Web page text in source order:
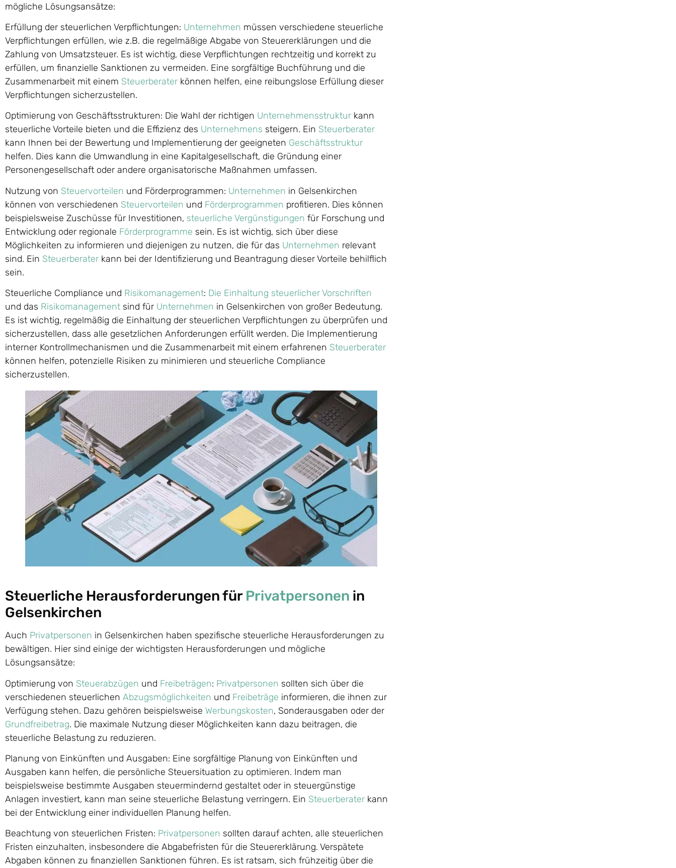
mögliche Lösungsansätze:
Erfüllung der steuerlichen Verpflichtungen: Unternehmen müssen verschiedene steuerliche
Verpflichtungen erfüllen, wie z.B. die regelmäßige Abgabe von Steuererklärungen und die
Zahlung von Umsatzsteuer. Es ist wichtig, diese Verpflichtungen rechtzeitig und korrekt zu
erfüllen, um finanzielle Sanktionen zu vermeiden. Eine sorgfältige Buchführung und die
Zusammenarbeit mit einem Steuerberater können helfen, eine reibungslose Erfüllung dieser
Verpflichtungen sicherzustellen.
Optimierung von Geschäftsstrukturen: Die Wahl der richtigen Unternehmensstruktur kann
steuerliche Vorteile bieten und die Effizienz des Unternehmens steigern. Ein Steuerberater
kann Ihnen bei der Bewertung und Implementierung der geeigneten Geschäftsstruktur
helfen. Dies kann die Umwandlung in eine Kapitalgesellschaft, die Gründung einer
Personengesellschaft oder andere organisatorische Maßnahmen umfassen.
Nutzung von Steuervorteilen und Förderprogrammen: Unternehmen in Gelsenkirchen
können von verschiedenen Steuervorteilen und Förderprogrammen profitieren. Dies können
beispielsweise Zuschüsse für Investitionen, steuerliche Vergünstigungen für Forschung und
Entwicklung oder regionale Förderprogramme sein. Es ist wichtig, sich über diese
Möglichkeiten zu informieren und diejenigen zu nutzen, die für das Unternehmen relevant
sind. Ein Steuerberater kann bei der Identifizierung und Beantragung dieser Vorteile behilflich
sein.
Steuerliche Compliance und Risikomanagement: Die Einhaltung steuerlicher Vorschriften
und das Risikomanagement sind für Unternehmen in Gelsenkirchen von großer Bedeutung.
Es ist wichtig, regelmäßig die Einhaltung der steuerlichen Verpflichtungen zu überprüfen und
sicherzustellen, dass alle gesetzlichen Anforderungen erfüllt werden. Die Implementierung
interner Kontrollmechanismen und die Zusammenarbeit mit einem erfahrenen Steuerberater
können helfen, potenzielle Risiken zu minimieren und steuerliche Compliance
sicherzustellen.
Steuerliche Herausforderungen für Privatpersonen in
Gelsenkirchen
Auch Privatpersonen in Gelsenkirchen haben spezifische steuerliche Herausforderungen zu
bewältigen. Hier sind einige der wichtigsten Herausforderungen und mögliche
Lösungsansätze:
Optimierung von Steuerabzügen und Freibeträgen: Privatpersonen sollten sich über die
verschiedenen steuerlichen Abzugsmöglichkeiten und Freibeträge informieren, die ihnen zur
Verfügung stehen. Dazu gehören beispielsweise Werbungskosten, Sonderausgaben oder der
Grundfreibetrag. Die maximale Nutzung dieser Möglichkeiten kann dazu beitragen, die
steuerliche Belastung zu reduzieren.
Planung von Einkünften und Ausgaben: Eine sorgfältige Planung von Einkünften und
Ausgaben kann helfen, die persönliche Steuersituation zu optimieren. Indem man
beispielsweise bestimmte Ausgaben steuermindernd gestaltet oder in steuergünstige
Anlagen investiert, kann man seine steuerliche Belastung verringern. Ein Steuerberater kann
bei der Entwicklung einer individuellen Planung helfen.
Beachtung von steuerlichen Fristen: Privatpersonen sollten darauf achten, alle steuerlichen
Fristen einzuhalten, insbesondere die Abgabefristen für die Steuererklärung. Verspätete
Abgaben können zu finanziellen Sanktionen führen. Es ist ratsam, sich frühzeitig über die